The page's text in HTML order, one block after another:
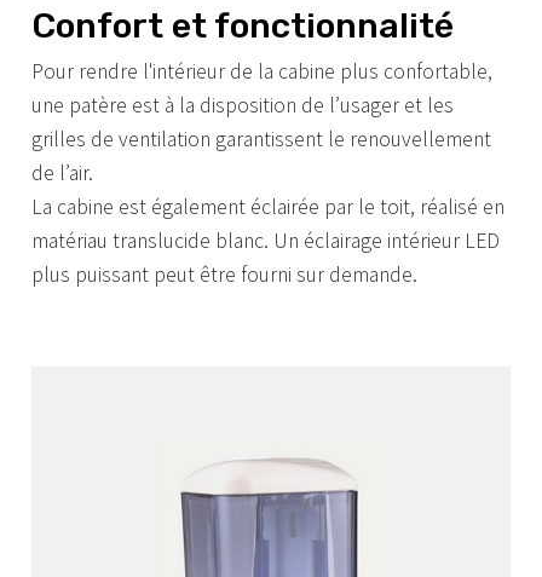
Confort et fonctionnalité
Pour rendre l'intérieur de la cabine plus confortable,
une patère est à la disposition de l’usager et les
grilles de ventilation garantissent le renouvellement
de l’air.
La cabine est également éclairée par le toit, réalisé en
matériau translucide blanc. Un éclairage intérieur LED
plus puissant peut être fourni sur demande.